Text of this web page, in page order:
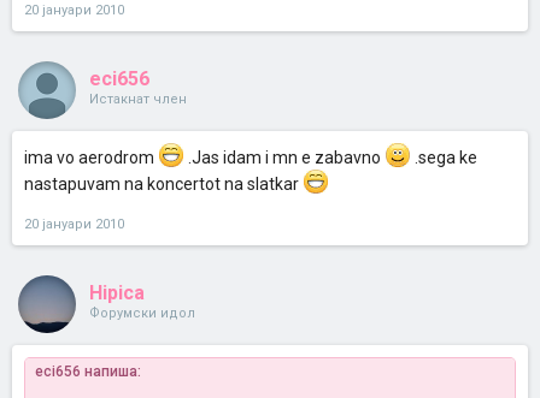
20 јануари 2010
eci656
Истакнат член
ima vo aerodrom .Jas idam i mn e zabavno
.sega ke
nastapuvam na koncertot na slatkar
20 јануари 2010
Hipica
Форумски идол
eci656 напиша: